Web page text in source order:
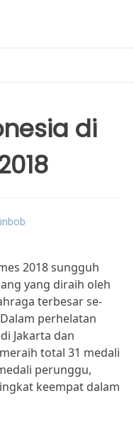
di
2018 sungguh
yang diraih oleh
terbesar se-
perhelatan
Jakarta dan
total 31 medali
perunggu,
keempat dalam